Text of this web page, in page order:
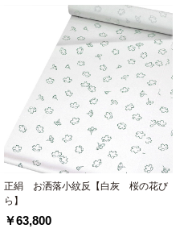
正絹 お洒落小紋反【白灰 桜の花び
ら】
￥63,800